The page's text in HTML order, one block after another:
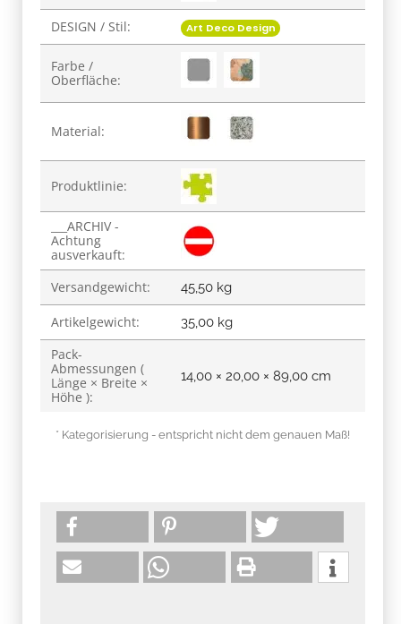
DESIGN / Stil: Art Deco Design
Farbe /
Oberfläche:
Material:
Produktlinie:
___ARCHIV -
Achtung
ausverkauft:
Versandgewicht:
45,50 kg
Artikelgewicht: 35,00 kg
Pack-
Abmessungen (
Länge × Breite ×
Höhe ):
14,00 × 20,00 × 89,00 cm
* Kategorisierung - entspricht nicht dem genauen Maß!